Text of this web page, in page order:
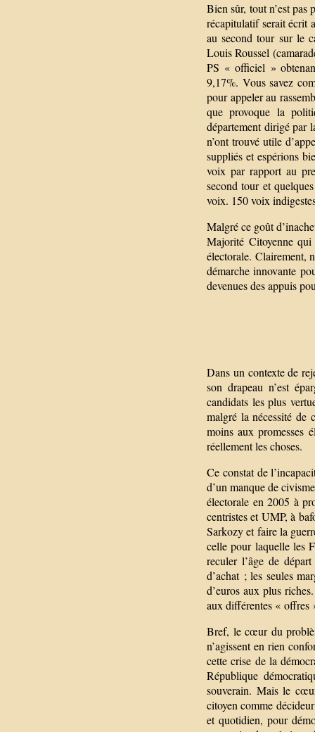
Bien sûr, tout n’est pas
récapitulatif serait écrit
au second tour sur le
Louis Roussel
PS « officiel »
9,17%. Vous savez
pour appeler au
que provoque la
département dirigé par
n’ont trouvé utile
suppliés et espérions
voix par rapport au
second tour et
voix. 150 voix
Malgré ce goût
Majorité Citoyenne qui
électorale. Clairement,
démarche innovante
devenues des appuis
Dans un contexte de
son drapeau n’est
candidats les plus
malgré la nécessité de
moins aux promesses
réellement les choses.
Ce constat de
d’un manque de
électorale en 2005 à
centristes et UMP, à
Sarkozy et faire la
celle pour laquelle les
reculer l’âge de
d’achat ; les seules
d’euros aux plus
aux différentes « offres
Bref, le cœur du
n’agissent en rien
cette crise de la
République
souverain. Mais le
citoyen comme
et quotidien, pour